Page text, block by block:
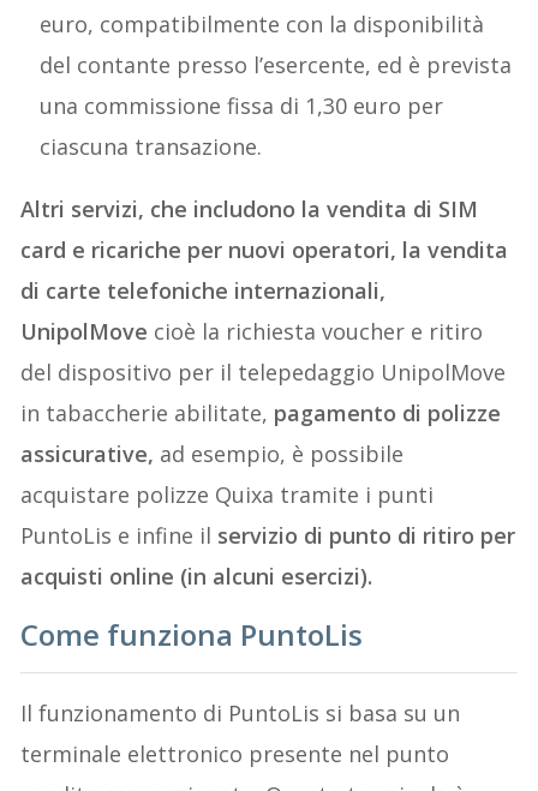
euro, compatibilmente con la disponibilità
del contante presso l’esercente, ed è prevista
una commissione fissa di 1,30 euro per
ciascuna transazione.
Altri servizi, che includono la vendita di SIM
card e ricariche per nuovi operatori, la vendita
di carte telefoniche internazionali,
UnipolMove cioè la richiesta voucher e ritiro
del dispositivo per il telepedaggio UnipolMove
in tabaccherie abilitate, pagamento di polizze
assicurative, ad esempio, è possibile
acquistare polizze Quixa tramite i punti
PuntoLis e infine il servizio di punto di ritiro per
acquisti online (in alcuni esercizi).
Come funziona PuntoLis
Il funzionamento di PuntoLis si basa su un
terminale elettronico presente nel punto